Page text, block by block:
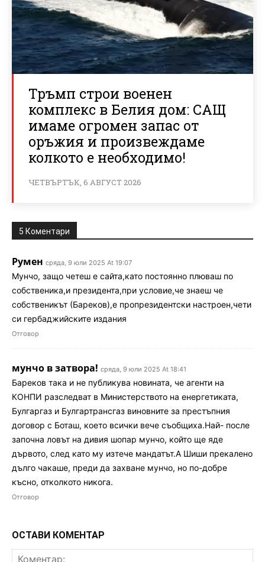
Тръмп строи военен
комплекс в Белия дом: САЩ
имаме огромен запас от
оръжия и произвеждаме
колкото е необходимо!
ЧЕТВЪРТЪК, 6 АВГУСТ 2026
5 Коментари
Румен сряда, 9 юли 2025 At 19:07
Мунчо, защо четеш е сайта,като постоянно плюваш по
собственика,и президента,при условие,че знаеш че
собственикът (Бареков),е пропрезидентски настроен,чети
си гербаджийските издания
Отговор
мунчо в затвора! сряда, 9 юли 2025 At 18:41
Бареков така и не публикува новината, че агенти на
КОНПИ разследват в Министерството на енергетиката,
Булгаргаз и Булгартрансгаз виновните за престъпния
договор с Боташ, което всички вече съобщиха.Най- после
започна ловът на дивия шопар мунчо, който ще яде
дървото, след като му изтече мандатът.А Шиши прекалено
дълго чакаше, преди да захване мунчо, но по-добре
късно, отколкото никога.
Отговор
ОСТАВИ КОМЕНТАР